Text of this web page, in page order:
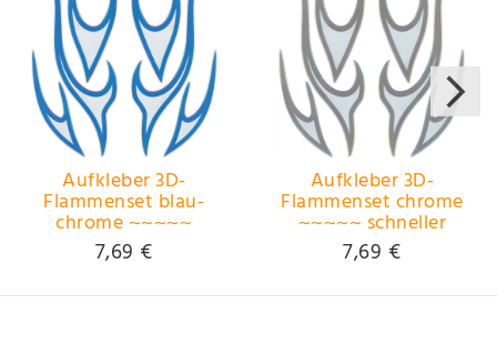
Aufkleber 3D-
Flammenset blau-
chrome ~~~~~
schneller Versand
innerhalb 24 Stunden
7,69 €
Aufkleber 3D-
Flammenset chrome
~~~~~ schneller
Versand innerhalb 24
Stunden ~~~~~
7,69 €